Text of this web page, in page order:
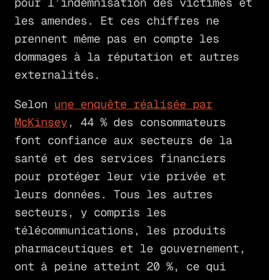
les amendes. Et ces chiffres ne
prennent même pas en compte les
dommages à la réputation et autres
externalités.
Selon une enquête réalisée par
McKinsey, 44 % des consommateurs
font confiance aux secteurs de la
santé et des services financiers
pour protéger leur vie privée et
leurs données. Tous les autres
secteurs, y compris les
télécommunications, les produits
pharmaceutiques et le gouvernement,
ont à peine atteint 20 %, ce qui